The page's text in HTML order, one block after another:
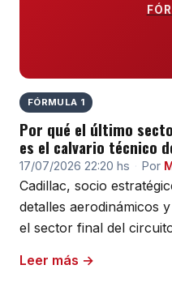
FÓRMULA 1
Por qué el último
es el calvario técnico
17/07/2026 22:20 hs · Por
Cadillac, socio
detalles aerodinámicos
el sector final del
Leer más →